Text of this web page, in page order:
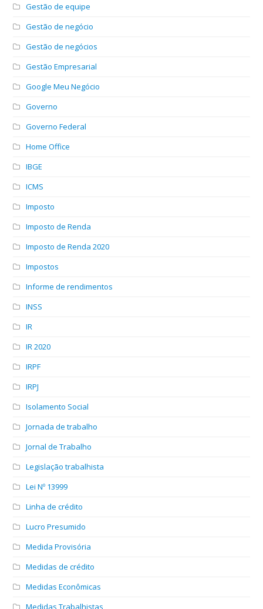
Gestão de equipe
Gestão de negócio
Gestão de negócios
Gestão Empresarial
Google Meu Negócio
Governo
Governo Federal
Home Office
IBGE
ICMS
Imposto
Imposto de Renda
Imposto de Renda 2020
Impostos
Informe de rendimentos
INSS
IR
IR 2020
IRPF
IRPJ
Isolamento Social
Jornada de trabalho
Jornal de Trabalho
Legislação trabalhista
Lei Nº 13999
Linha de crédito
Lucro Presumido
Medida Provisória
Medidas de crédito
Medidas Econômicas
Medidas Trabalhistas